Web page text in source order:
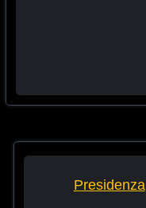
Presidenza